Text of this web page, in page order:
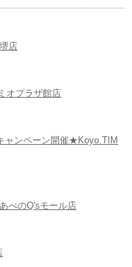
店
オプラザ館店
ャンペーン開催★Koyo.TIM
べのQ'sモール店